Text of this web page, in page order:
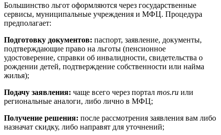
Большинство льгот оформляются через государственные
сервисы, муниципальные учреждения и МФЦ. Процедура
предполагает:
Подготовку документов: паспорт, заявление, документы,
подтверждающие право на льготы (пенсионное
удостоверение, справки об инвалидности, свидетельства о
рождении детей, подтверждение собственности или найма
жилья);
Подачу заявления: чаще всего через портал mos.ru или
региональные аналоги, либо лично в МФЦ;
Получение решения: после рассмотрения заявления вам либо
назначат скидку, либо направят для уточнений;